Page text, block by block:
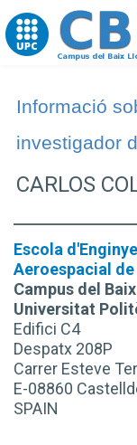
Go to upc.edu
Informació
investigador
CARLOS
Escola
Aeroespacial
Campus del
Universitat
Edifici C4
Despatx 208P
Carrer Esteve
E-08860
SPAIN